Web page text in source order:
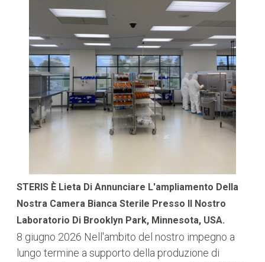
STERIS È Lieta Di Annunciare L'ampliamento Della
Nostra Camera Bianca Sterile Presso Il Nostro
Laboratorio Di Brooklyn Park, Minnesota, USA.
8 giugno 2026 Nell'ambito del nostro impegno a
lungo termine a supporto della produzione di